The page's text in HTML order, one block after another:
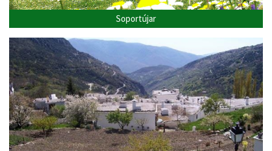
Soportújar